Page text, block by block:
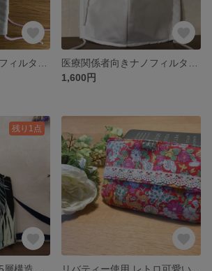
1,600円
残り1点